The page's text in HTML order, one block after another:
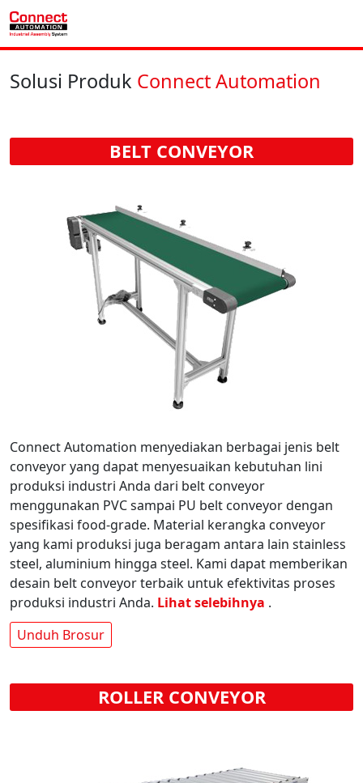
Solusi Produk Connect Automation
BELT CONVEYOR
Connect Automation menyediakan berbagai jenis belt
conveyor yang dapat menyesuaikan kebutuhan lini
produksi industri Anda dari belt conveyor
menggunakan PVC sampai PU belt conveyor dengan
spesifikasi food-grade. Material kerangka conveyor
yang kami produksi juga beragam antara lain stainless
steel, aluminium hingga steel. Kami dapat memberikan
desain belt conveyor terbaik untuk efektivitas proses
produksi industri Anda. Lihat selebihnya .
Unduh Brosur
ROLLER CONVEYOR